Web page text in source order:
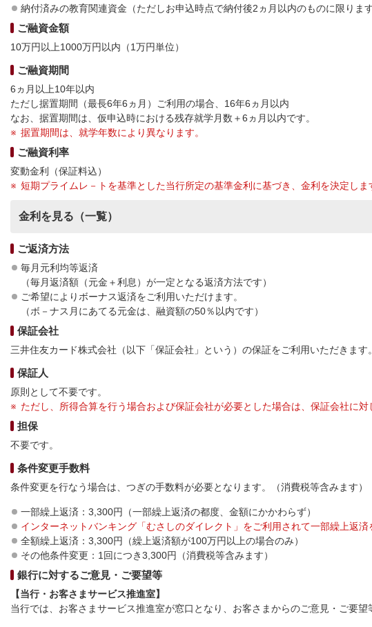
納付済みの教育関連資金（ただしお申込時点で納付後2ヵ月以内のものに限ります
ご融資金額
10万円以上1000万円以内（1万円単位）
ご融資期間
6ヵ月以上10年以内
ただし据置期間（最長6年6ヵ月）ご利用の場合、16年6ヵ月以内
なお、据置期間は、仮申込時における残存就学月数＋6ヵ月以内です。
据置期間は、就学年数により異なります。
ご融資利率
変動金利（保証料込）
短期プライムレ－トを基準とした当行所定の基準金利に基づき、金利を決定しま
金利を見る（一覧）
ご返済方法
毎月元利均等返済
（毎月返済額（元金＋利息）が一定となる返済方法です）
ご希望によりボーナス返済をご利用いただけます。
（ボ－ナス月にあてる元金は、融資額の50％以内です）
保証会社
三井住友カード株式会社（以下「保証会社」という）の保証をご利用いただきます。
保証人
原則として不要です。
ただし、所得合算を行う場合および保証会社が必要とした場合は、保証会社に対
担保
不要です。
条件変更手数料
条件変更を行なう場合は、つぎの手数料が必要となります。（消費税等含みます）
一部繰上返済：3,300円（一部繰上返済の都度、金額にかかわらず）
インターネットバンキング「むさしのダイレクト」をご利用されて一部繰上返済
全額繰上返済：3,300円（繰上返済額が100万円以上の場合のみ）
その他条件変更：1回につき3,300円（消費税等含みます）
銀行に対するご意見・ご要望等
【当行・お客さまサービス推進室】
当行では、お客さまサービス推進室が窓口となり、お客さまからのご意見・ご要望